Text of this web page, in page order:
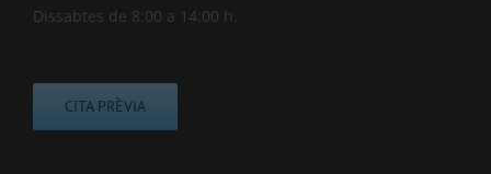
Dissabtes de 8:00 a 14:00 h.
CITA PRÈVIA